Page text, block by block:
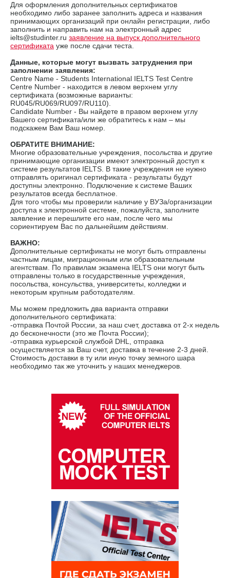
Для оформления дополнительных сертификатов
необходимо либо заранее заполнить адреса и названия
принимающих организаций при онлайн регистрации, либо
заполнить и направить нам на электронный адрес
ielts@studinter.ru заявление на выпуск дополнительного
сертификата уже после сдачи теста.
Данные, которые могут вызвать затруднения при
заполнении заявления:
Сentre Name - Students International IELTS Test Centre
Centre Number - находится в левом верхнем углу
сертификата (возможные варианты:
RU045/RU069/RU097/RU110).
Candidate Number - Вы найдете в правом верхнем углу
Вашего сертификата/или же обратитесь к нам – мы
подскажем Вам Ваш номер.
ОБРАТИТЕ ВНИМАНИЕ:
Многие образовательные учреждения, посольства и другие
принимающие организации имеют электронный доступ к
системе результатов IELTS. В такие учреждения не нужно
отправлять оригинал сертификата - результаты будут
доступны электронно. Подключение к системе Ваших
результатов всегда бесплатное.
Для того чтобы мы проверили наличие у ВУЗа/организации
доступа к электронной системе, пожалуйста, заполните
заявление и перешлите его нам, после чего мы
сориентируем Вас по дальнейшим действиям.
ВАЖНО:
Дополнительные сертификаты не могут быть отправлены
частным лицам, миграционным или образовательным
агентствам. По правилам экзамена IELTS они могут быть
отправлены только в государственные учреждения,
посольства, консульства, университеты, колледжи и
некоторым крупным работодателям.
Мы можем предложить два варианта отправки
дополнительного сертификата:
-отправка Почтой России, за наш счет, доставка от 2-х недель
до бесконечности (это же Почта России);
-отправка курьерской службой DHL, отправка
осуществляется за Ваш счет, доставка в течение 2-3 дней.
Стоимость доставки в ту или иную точку земного шара
необходимо так же уточнить у наших менеджеров.